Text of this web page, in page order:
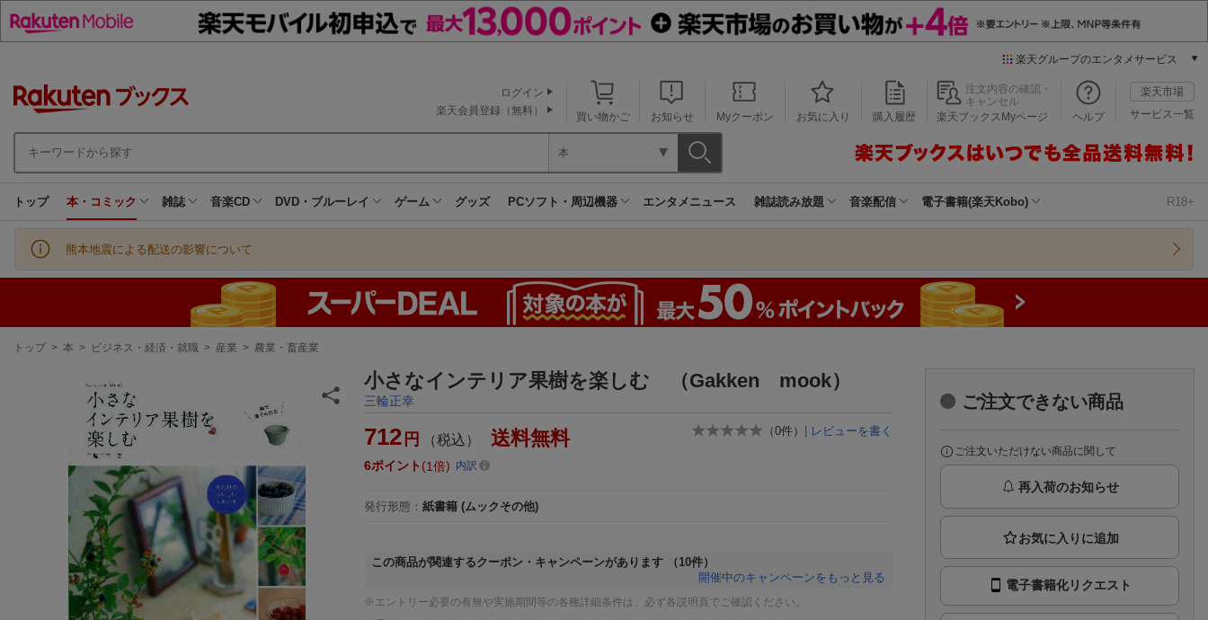
楽天グループのエンタメサービス
本/ゲーム/CD/DVD
楽天ブックス
楽天Kobo
楽天チケット
エンタメニュース
推し楽
買い物かご お知らせ Myクーポン お気に入り 購入履歴
注文内容の確認・
キャンセル
楽天ブックスMyページ
ヘルプ
楽天市場
サービス一覧
ログイン
楽天会員登録（無料）
本
トップ 本・コミック 雑誌 音楽CD DVD・ブルーレイ ゲーム グッズ PCソフト・周辺機器 エンタメニュース 雑誌読み放題 音楽配信 電子書籍(楽天Kobo) R18+
熊本地震による配送の影響について
現
トップ > 本 > ビジネス・経済・就職 > 産業 > 農業・畜産業
小さなインテリア果樹を楽しむ （Gakken mook）
三輪正幸
（0件） | レビューを書く
712 円 （税込） 送料無料
6ポイント 1倍 内訳
発行形態 ： 紙書籍 (ムックその他)
この商品が関連するクーポン・キャンペーンがあります
（10件）
開催中のキャンペーンをもっと見る
※エントリー必要の有無や実施期間等の各種詳細条件は、必ず各説明頁でご確認ください。
ご注文できない商品
ご注文いただけない商品に関して
再入荷のお知らせ
電子書籍化リクエスト